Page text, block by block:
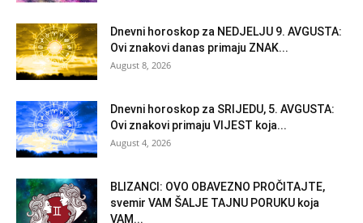
Dnevni horoskop za NEDJELJU 9. AVGUSTA:
Ovi znakovi danas primaju ZNAK...
August 8, 2026
Dnevni horoskop za SRIJEDU, 5. AVGUSTA:
Ovi znakovi primaju VIJEST koja...
August 4, 2026
BLIZANCI: OVO OBAVEZNO PROČITAJTE,
svemir VAM ŠALJE TAJNU PORUKU koja
VAM...